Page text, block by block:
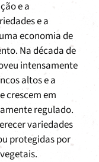
e a
e a
economia de
Na década de
intensamente
altos e a
crescem em
regulado.
variedades
protegidas por